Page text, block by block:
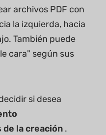
archivos PDF con
la izquierda, hacia
También puede
cara" según sus
si desea
de la creación .